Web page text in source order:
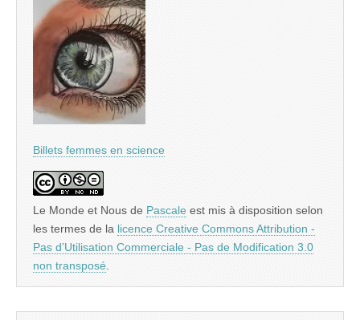
Billets femmes en science
Le Monde et Nous de Pascale est mis à disposition selon
les termes de la licence Creative Commons Attribution -
Pas d’Utilisation Commerciale - Pas de Modification 3.0
non transposé